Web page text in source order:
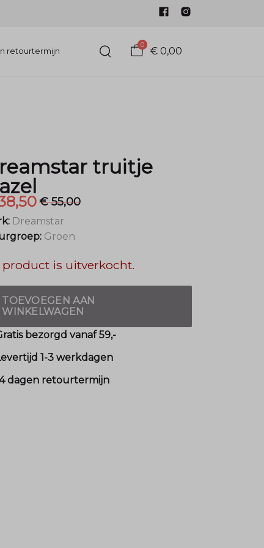
retourtermijn
0
€ 0,00
truitje
€ 55,00
Dreamstar
Groen
product is uitverkocht.
TOEVOEGEN AAN
WINKELWAGEN
bezorgd vanaf 59,-
1-3 werkdagen
dagen retourtermijn